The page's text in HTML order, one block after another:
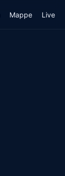
Mappe Live